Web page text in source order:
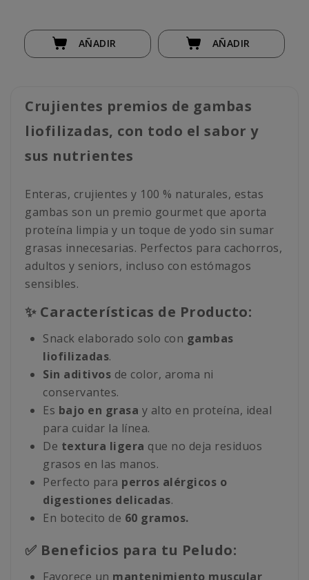
AÑADIR AÑADIR
Crujientes premios de gambas
liofilizadas, con todo el sabor y
sus nutrientes
Enteras, crujientes y 100 % naturales, estas
gambas son un premio gourmet que aporta
proteína limpia y un toque de yodo sin sumar
grasas innecesarias. Perfectos para cachorros,
adultos y seniors, incluso con estómagos
sensibles.
✨ Características de Producto:
Snack elaborado solo con gambas
liofilizadas.
Sin aditivos de color, aroma ni
conservantes.
Es bajo en grasa y alto en proteína, ideal
para cuidar la línea.
De textura ligera que no deja residuos
grasos en las manos.
Perfecto para perros alérgicos o
digestiones delicadas.
En botecito de 60 gramos.
✅ Beneficios para tu Peludo:
Favorece un mantenimiento muscular